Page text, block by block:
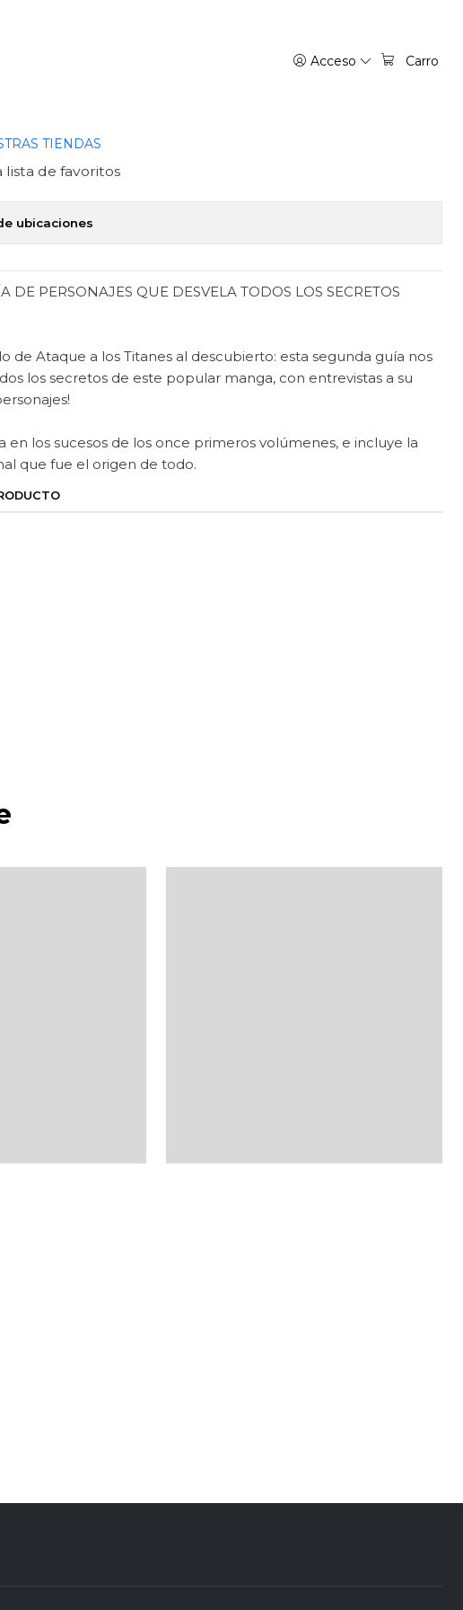
Acceso Carro
TIENDAS
LOS TITANES OUTSIDE -
lista de favoritos
ubicaciones
DE PERSONAJES QUE DESVELA TODOS LOS SECRETOS
de Ataque a los Titanes al descubierto: esta segunda guía nos
los secretos de este popular manga, con entrevistas a su
en los sucesos de los once primeros volúmenes, e incluye la
que fue el origen de todo.